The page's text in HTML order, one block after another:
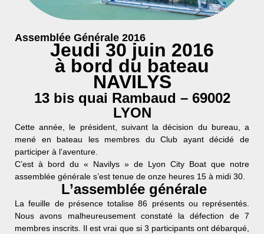
Assemblée Générale 2016
Jeudi 30 juin 2016
à bord du bateau
NAVILYS
13 bis quai Rambaud – 69002
LYON
Cette année, le président, suivant la décision du bureau, a
mené en bateau les membres du Club ayant décidé de
participer à l’aventure.
C’est à bord du « Navilys » de Lyon City Boat que notre
assemblée générale s’est tenue de onze heures 15 à midi 30.
L’assemblée générale
La feuille de présence totalise 86 présents ou représentés.
Nous avons malheureusement constaté la défection de 7
membres inscrits. Il est vrai que si 3 participants ont débarqué,